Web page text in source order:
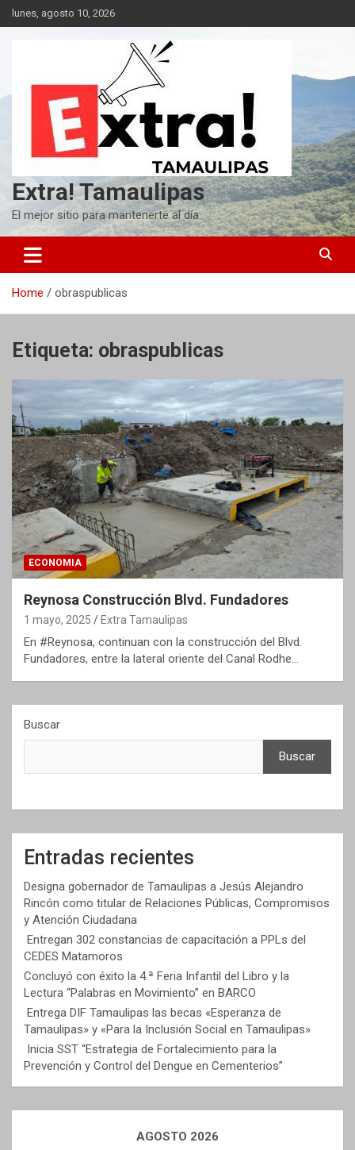
Skip
to
lunes, agosto 10, 2026
Extra! Tamaulipas
El mejor sitio para mantenerte al día
Home obraspublicas
Etiqueta: obraspublicas
ECONOMIA
Reynosa Construcción Blvd. Fundadores
1 mayo, 2025 Extra Tamaulipas
En #Reynosa, continuan con la construcción del Blvd.
Fundadores, entre la lateral oriente del Canal Rodhe…
Buscar
Buscar
Entradas recientes
Designa gobernador de Tamaulipas a Jesús Alejandro
Rincón como titular de Relaciones Públicas, Compromisos
y Atención Ciudadana
Entregan 302 constancias de capacitación a PPLs del
CEDES Matamoros
Concluyó con éxito la 4.ª Feria Infantil del Libro y la
Lectura “Palabras en Movimiento” en BARCO
Entrega DIF Tamaulipas las becas «Esperanza de
Tamaulipas» y «Para la Inclusión Social en Tamaulipas»
Inicia SST “Estrategia de Fortalecimiento para la
Prevención y Control del Dengue en Cementerios”
AGOSTO 2026